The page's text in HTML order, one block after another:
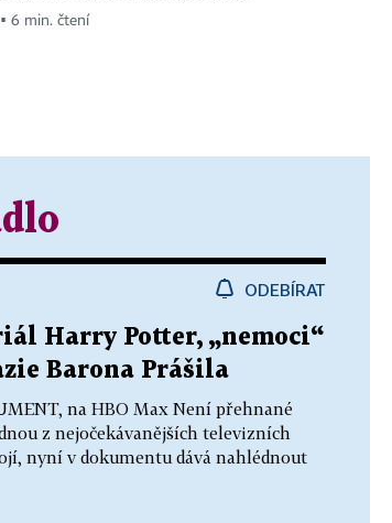
▪ 6 min. čtení
ODEBÍRAT
Harry Potter, „nemoci“
Barona Prášila
na HBO Max Není přehnané
z nejočekávanějších televizních
nyní v dokumentu dává nahlédnout